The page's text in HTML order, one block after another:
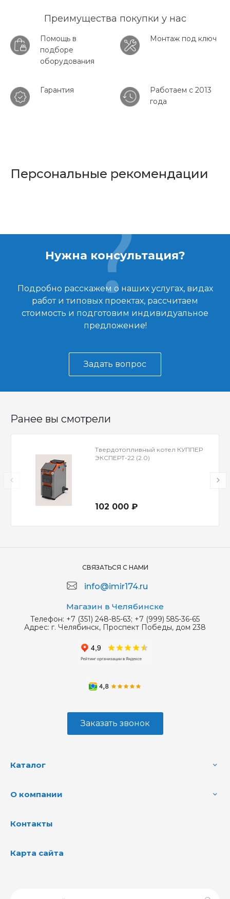
Преимущества покупки у нас
Помощь в
подборе
оборудования
Монтаж под ключ
Гарантия
Работаем с 2013
года
Персональные рекомендации
Нужна консультация?
Подробно расскажем о наших услугах, видах
работ и типовых проектах, рассчитаем
стоимость и подготовим индивидуальное
предложение!
Задать вопрос
Ранее вы смотрели
Твердотопливный котел КУППЕР
ЭКСПЕРТ-22 (2.0)
102 000 ₽
СВЯЗАТЬСЯ С НАМИ
info@imir174.ru
Магазин в Челябинске
Телефон: +7 (351) 248-85-63; +7 (999) 585-36-65
Адрес: г. Челябинск, Проспект Победы, дом 238
Заказать звонок
Каталог
О компании
Контакты
Карта сайта